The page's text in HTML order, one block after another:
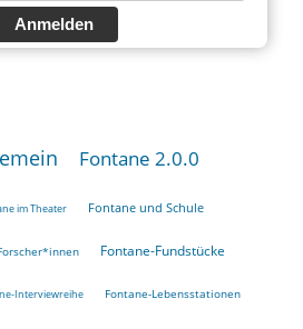
Anmelden
Fontane 2.0.0
im Theater Fontane und Schule
Fontane-Fundstücke
Interviewreihe Fontane-Lebensstationen